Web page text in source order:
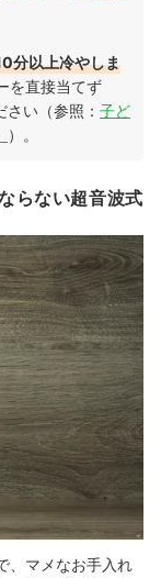
分以上冷やしま
を直接当てず
い（参照： 子ど
）。
らない超音波式
、マメなお手入れ